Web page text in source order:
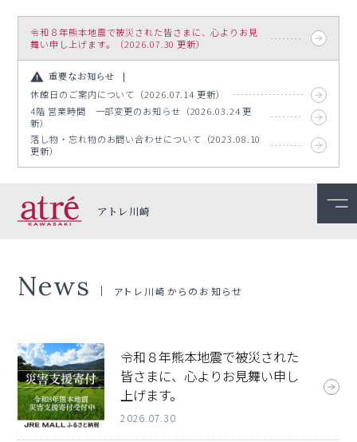
令和８年熊本地震で被災された皆さまに、心よりお見
舞い申し上げます。（2026.07.30 更新）
重要なお知らせ
休館日のご案内について（2026.07.14 更新）
4階 営業時間 一部変更のお知らせ（2026.03.24 更
新）
落し物・忘れ物のお問い合わせについて（2023.08.10
更新）
アトレ川崎
News アトレ川崎からのお知らせ
令和８年熊本地震で被災された
皆さまに、心よりお見舞い申し
上げます。
2026.07.30